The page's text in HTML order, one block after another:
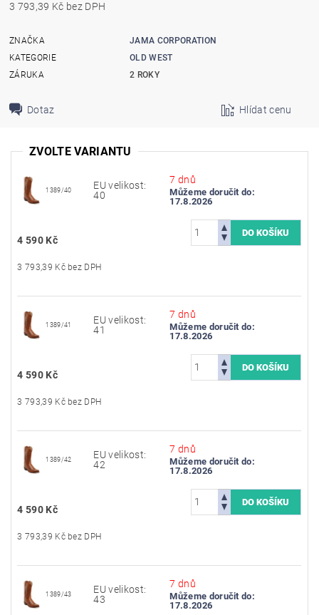
3 793,39 Kč bez DPH
ZNAČKA
JAMA CORPORATION
KATEGORIE
OLD WEST
ZÁRUKA
2 ROKY
Dotaz Hlídat cenu
ZVOLTE VARIANTU
1389/40
EU velikost:
40
7 dnů
Můžeme doručit do:
17.8.2026
4 590 Kč
3 793,39 Kč bez DPH
1389/41
EU velikost:
41
7 dnů
Můžeme doručit do:
17.8.2026
4 590 Kč
3 793,39 Kč bez DPH
1389/42
EU velikost:
42
7 dnů
Můžeme doručit do:
17.8.2026
4 590 Kč
3 793,39 Kč bez DPH
1389/43
EU velikost:
43
7 dnů
Můžeme doručit do:
17.8.2026